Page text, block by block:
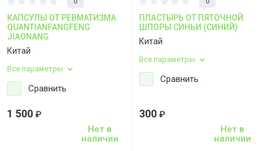
КАПСУЛЫ ОТ РЕВМАТИЗМА
QUANTIANFANGFENG
JIAONANG
Китай
Все параметры
Сравнить
1 500 ₽
Нет в
наличии
ПЛАСТЫРЬ ОТ ПЯТОЧНОЙ
ШПОРЫ СИНЬИ (СИНИЙ)
Китай
Все параметры
Сравнить
300 ₽
Нет в
наличии